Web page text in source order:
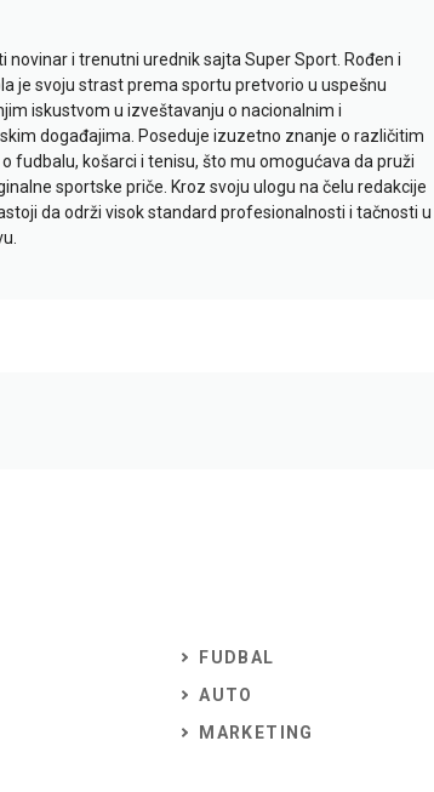
novinar i trenutni urednik sajta Super Sport. Rođen i
je svoju strast prema sportu pretvorio u uspešnu
iskustvom u izveštavanju o nacionalnim i
događajima. Poseduje izuzetno znanje o različitim
fudbalu, košarci i tenisu, što mu omogućava da pruži
sportske priče. Kroz svoju ulogu na čelu redakcije
da održi visok standard profesionalnosti i tačnosti u
FUDBAL
AUTO
MARKETING